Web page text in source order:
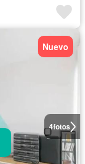
4fotos
Nuevo